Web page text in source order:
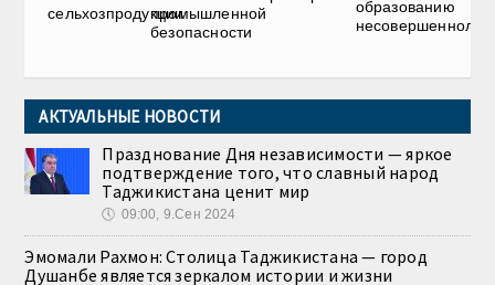
сельхозпродукциипромышленной
безопасности
образованию
АКТУАЛЬНЫЕ НОВОСТИ
Празднование Дня независимости — яркое
подтверждение того, что славный народ
Таджикистана ценит мир
🕔 09:00, 9.Сен 2024
Эмомали Рахмон: Столица Таджикистана — город
Душанбе является зеркалом истории и жизни